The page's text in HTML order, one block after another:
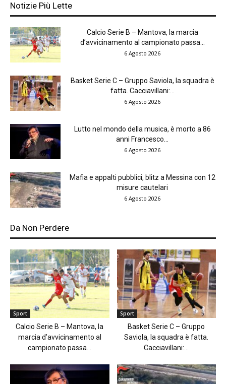
Notizie Più Lette
Calcio Serie B – Mantova, la marcia
d’avvicinamento al campionato passa...
6 Agosto 2026
Basket Serie C – Gruppo Saviola, la squadra è
fatta. Cacciavillani:...
6 Agosto 2026
Lutto nel mondo della musica, è morto a 86
anni Francesco...
6 Agosto 2026
Mafia e appalti pubblici, blitz a Messina con 12
misure cautelari
6 Agosto 2026
Da Non Perdere
Sport
Calcio Serie B – Mantova, la
marcia d’avvicinamento al
campionato passa...
Sport
Basket Serie C – Gruppo
Saviola, la squadra è fatta.
Cacciavillani:...